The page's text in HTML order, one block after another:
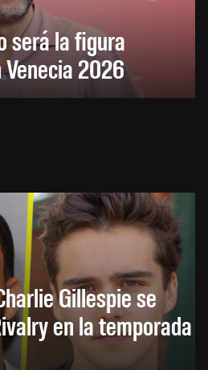
será la figura
2026
Gillespie se
en la temporada